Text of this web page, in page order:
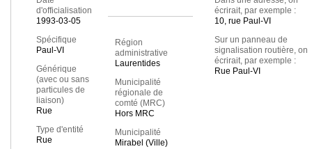
d'officialisation
1993-03-05
Spécifique
Paul-VI
Générique
(avec ou sans
particules de
liaison)
Rue
Type d'entité
Rue
Région
administrative
Laurentides
Municipalité
régionale de
comté (MRC)
Hors MRC
Municipalité
Mirabel (Ville)
écrirait, par exemple :
10, rue Paul-VI
Sur un panneau de
signalisation routière, on
écrirait, par exemple :
Rue Paul-VI